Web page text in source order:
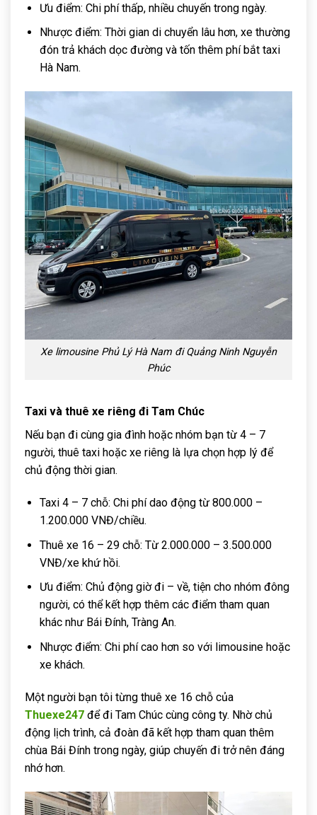
Ưu điểm: Chi phí thấp, nhiều chuyến trong ngày.
Nhược điểm: Thời gian di chuyển lâu hơn, xe thường
đón trả khách dọc đường và tốn thêm phí bắt taxi
Hà Nam.
Xe limousine Phủ Lý Hà Nam đi Quảng Ninh Nguyễn
Phúc
Taxi và thuê xe riêng đi Tam Chúc
Nếu bạn đi cùng gia đình hoặc nhóm bạn từ 4 – 7
người, thuê taxi hoặc xe riêng là lựa chọn hợp lý để
chủ động thời gian.
Taxi 4 – 7 chỗ: Chi phí dao động từ 800.000 –
1.200.000 VNĐ/chiều.
Thuê xe 16 – 29 chỗ: Từ 2.000.000 – 3.500.000
VNĐ/xe khứ hồi.
Ưu điểm: Chủ động giờ đi – về, tiện cho nhóm đông
người, có thể kết hợp thêm các điểm tham quan
khác như Bái Đính, Tràng An.
Nhược điểm: Chi phí cao hơn so với limousine hoặc
xe khách.
Một người bạn tôi từng thuê xe 16 chỗ của
Thuexe247 để đi Tam Chúc cùng công ty. Nhờ chủ
động lịch trình, cả đoàn đã kết hợp tham quan thêm
chùa Bái Đính trong ngày, giúp chuyến đi trở nên đáng
nhớ hơn.